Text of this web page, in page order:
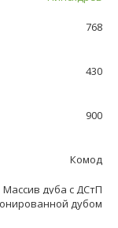
768
430
900
Комод
Массив дуба с ДСтП
дубом